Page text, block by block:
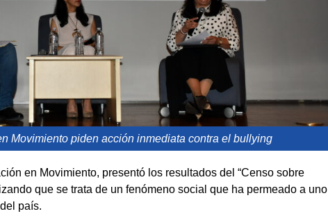
Movimiento piden acción inmediata contra el bullying
en Movimiento, presentó los resultados del “Censo sobre
que se trata de un fenómeno social que ha permeado a uno
país.